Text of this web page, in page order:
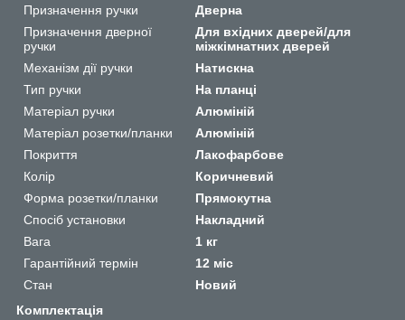
Призначення ручки
Дверна
Призначення дверної
ручки
Для вхідних дверей/для
міжкімнатних дверей
Механізм дії ручки
Натискна
Тип ручки
На планці
Матеріал ручки
Алюміній
Матеріал розетки/планки
Алюміній
Покриття
Лакофарбове
Колір
Коричневий
Форма розетки/планки
Прямокутна
Спосіб установки
Накладний
Вага
1 кг
Гарантійний термін
12 міс
Стан
Новий
Комплектація